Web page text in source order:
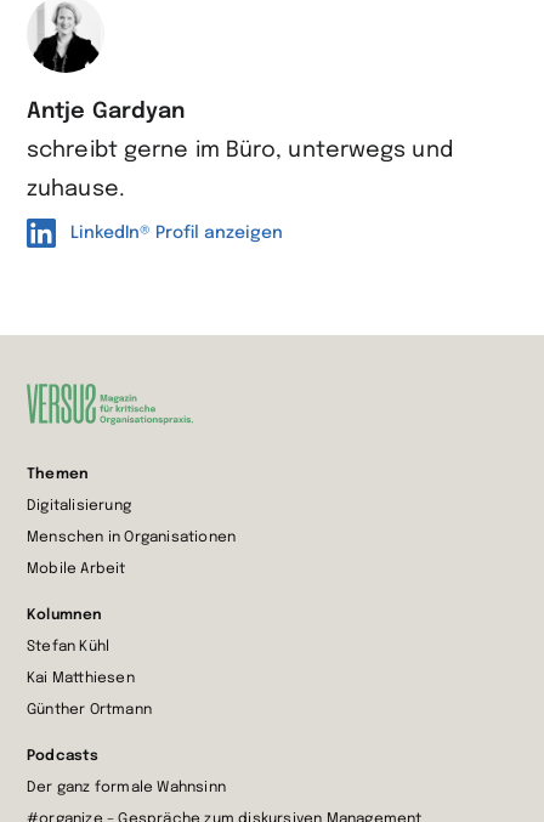
Antje Gardyan
schreibt gerne im Büro, unterwegs und
zuhause.
LinkedIn® Profil anzeigen
Startseite
wechseln
Themen
Digitalisierung
Menschen in Organisationen
Mobile Arbeit
Kolumnen
Stefan Kühl
Kai Matthiesen
Günther Ortmann
Podcasts
Der ganz formale Wahnsinn